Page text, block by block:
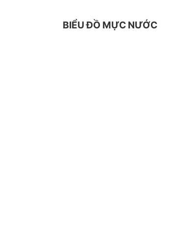
BIỂU ĐỒ MỰC NƯỚC